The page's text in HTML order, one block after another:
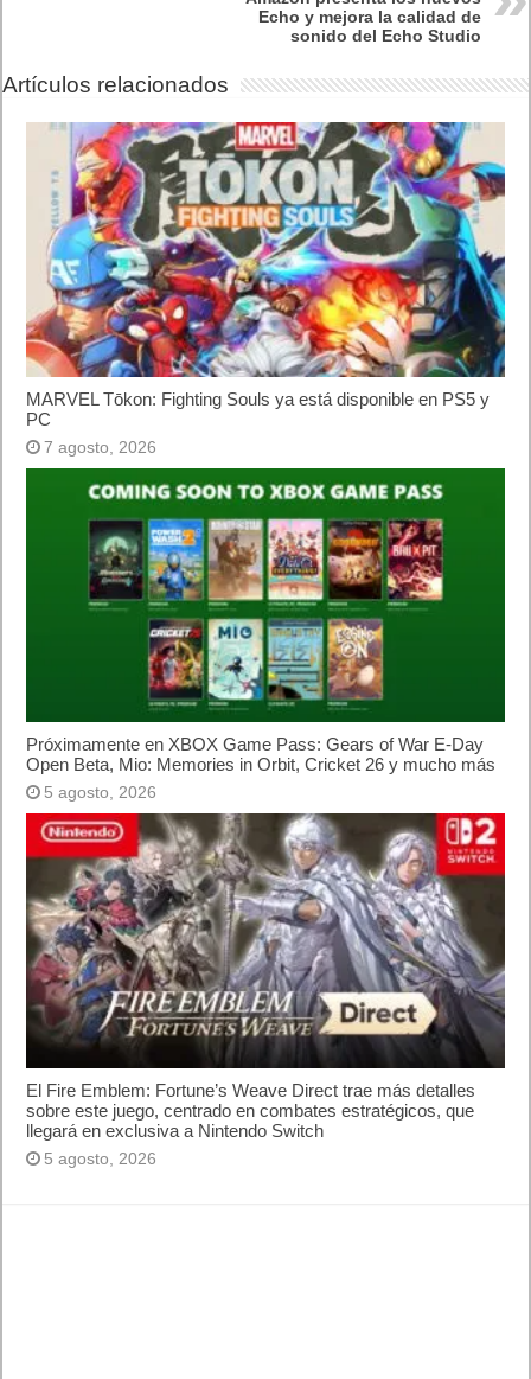
Echo y mejora la calidad de
sonido del Echo Studio
Artículos relacionados
MARVEL Tōkon: Fighting Souls ya está disponible en PS5 y
PC
7 agosto, 2026
Próximamente en XBOX Game Pass: Gears of War E-Day
Open Beta, Mio: Memories in Orbit, Cricket 26 y mucho más
5 agosto, 2026
El Fire Emblem: Fortune’s Weave Direct trae más detalles
sobre este juego, centrado en combates estratégicos, que
llegará en exclusiva a Nintendo Switch
5 agosto, 2026